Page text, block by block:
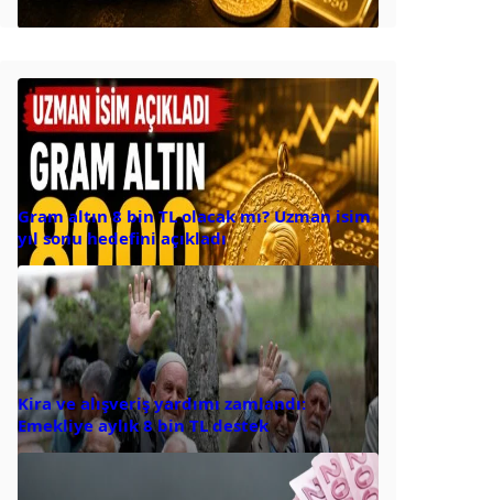
Gram altın 8 bin TL olacak mı? Uzman isim
yıl sonu hedefini açıkladı
Kira ve alışveriş yardımı zamlandı:
Emekliye aylık 8 bin TL destek